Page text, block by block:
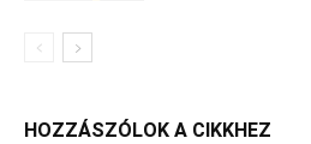
HOZZÁSZÓLOK A CIKKHEZ